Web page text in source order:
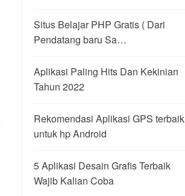
Situs Belajar PHP Gratis ( Dari
Pendatang baru Sa…
Aplikasi Paling Hits Dan Kekinian
Tahun 2022
Rekomendasi Aplikasi GPS terbaik
untuk hp Android
5 Aplikasi Desain Grafis Terbaik
Wajib Kalian Coba